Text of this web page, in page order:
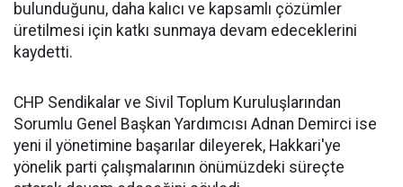
bulunduğunu, daha kalıcı ve kapsamlı çözümler
üretilmesi için katkı sunmaya devam edeceklerini
kaydetti.
CHP Sendikalar ve Sivil Toplum Kuruluşlarından
Sorumlu Genel Başkan Yardımcısı Adnan Demirci ise
yeni il yönetimine başarılar dileyerek, Hakkari'ye
yönelik parti çalışmalarının önümüzdeki süreçte